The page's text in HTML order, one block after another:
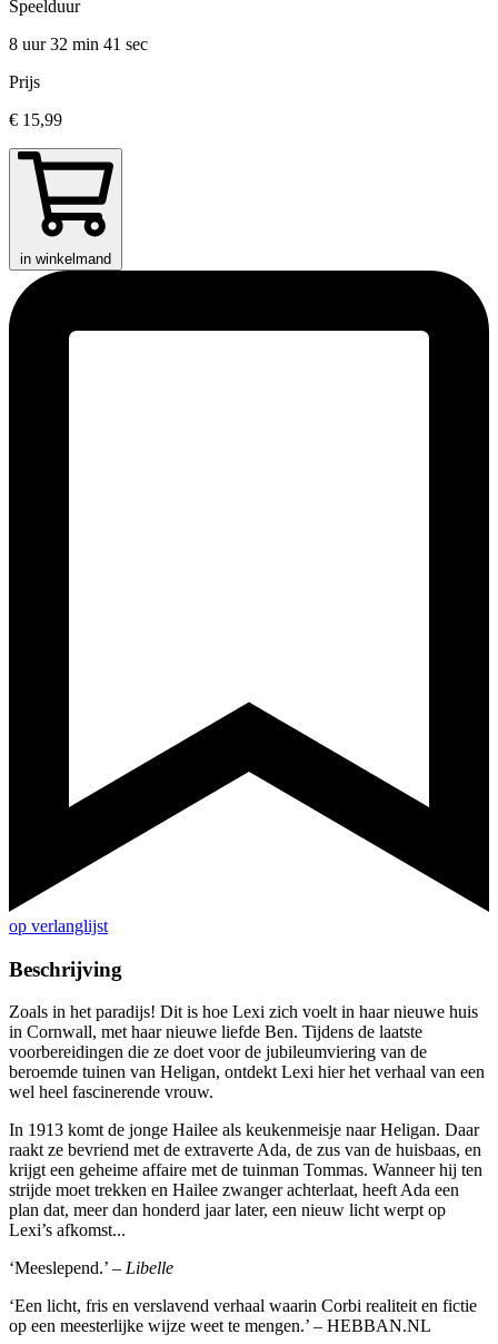
Speelduur
8 uur 32 min 41 sec
Prijs
€ 15,99
in winkelmand
op verlanglijst
Beschrijving
Zoals in het paradijs! Dit is hoe Lexi zich voelt in haar nieuwe huis
in Cornwall, met haar nieuwe liefde Ben. Tijdens de laatste
voorbereidingen die ze doet voor de jubileumviering van de
beroemde tuinen van Heligan, ontdekt Lexi hier het verhaal van een
wel heel fascinerende vrouw.
In 1913 komt de jonge Hailee als keukenmeisje naar Heligan. Daar
raakt ze bevriend met de extraverte Ada, de zus van de huisbaas, en
krijgt een geheime affaire met de tuinman Tommas. Wanneer hij ten
strijde moet trekken en Hailee zwanger achterlaat, heeft Ada een
plan dat, meer dan honderd jaar later, een nieuw licht werpt op
Lexi’s afkomst...
‘Meeslepend.’ – Libelle
‘Een licht, fris en verslavend verhaal waarin Corbi realiteit en fictie
op een meesterlijke wijze weet te mengen.’ – HEBBAN.NL